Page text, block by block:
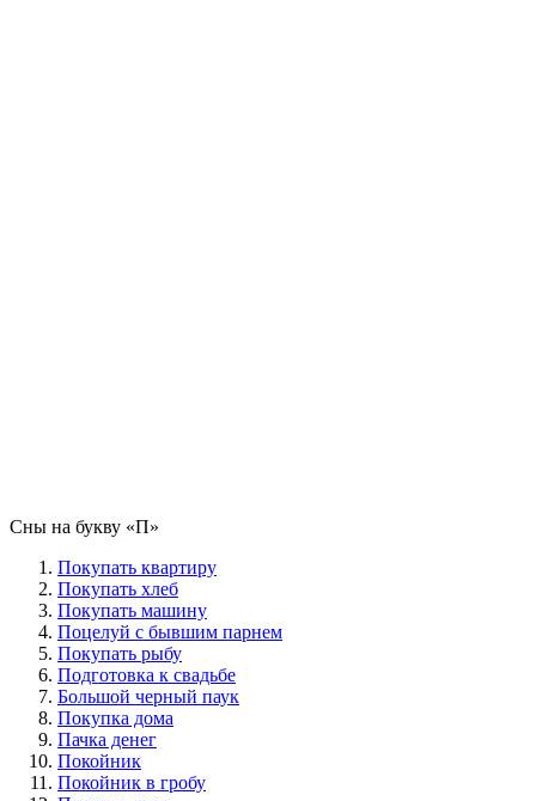
Сны на букву «П‎»‎
Покупать квартиру
Покупать хлеб
Покупать машину
Поцелуй с бывшим парнем
Покупать рыбу
Подготовка к свадьбе
Большой черный паук
Покупка дома
Пачка денег
Покойник
Покойник в гробу